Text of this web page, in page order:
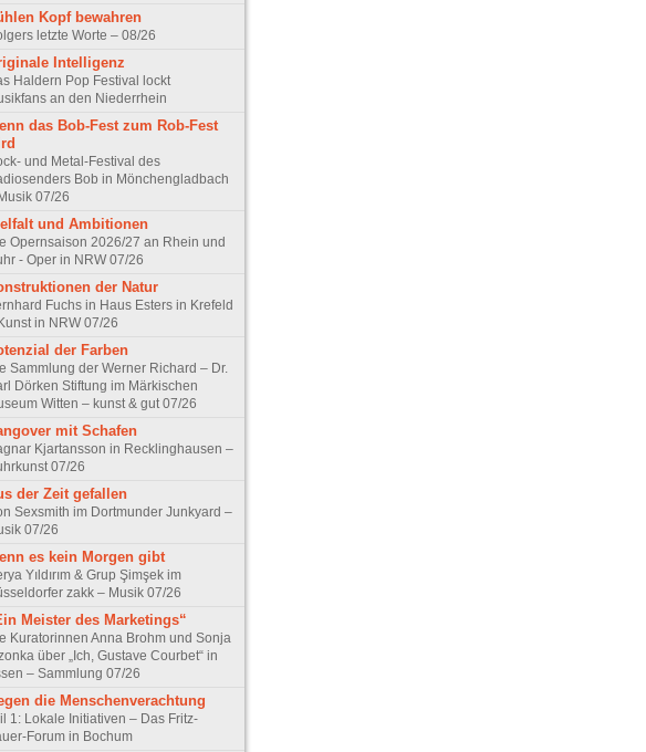
Kopf bewahren
letzte Worte – 08/26
Intelligenz
Haldern Pop Festival lockt
an den Niederrhein
das Bob-Fest zum Rob-Fest
und Metal-Festival des
Bob in Mönchengladbach
07/26
und Ambitionen
Opernsaison 2026/27 an Rhein und
- Oper in NRW 07/26
der Natur
Fuchs in Haus Esters in Krefeld
in NRW 07/26
der Farben
Sammlung der Werner Richard – Dr.
Dörken Stiftung im Märkischen
Witten – kunst & gut 07/26
mit Schafen
Kjartansson in Recklinghausen –
07/26
der Zeit gefallen
Sexsmith im Dortmunder Junkyard –
07/26
es kein Morgen gibt
Yıldırım & Grup Şimşek im
zakk – Musik 07/26
Meister des Marketings“
Kuratorinnen Anna Brohm und Sonja
über „Ich, Gustave Courbet“ in
– Sammlung 07/26
die Menschenverachtung
1: Lokale Initiativen – Das Fritz-
Forum in Bochum